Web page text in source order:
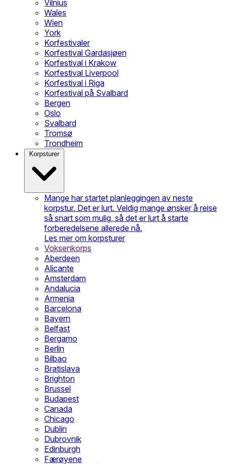
Vilnius
Wales
Wien
York
Korfestivaler
Korfestival Gardasjøen
Korfestival i Krakow
Korfestival Liverpool
Korfestival i Riga
Korfestival på Svalbard
Bergen
Oslo
Svalbard
Tromsø
Trondheim
Korpsturer
Mange har startet planleggingen av neste
korpstur. Det er lurt. Veldig mange ønsker å reise
så snart som mulig, så det er lurt å starte
forberedelsene allerede nå.
Les mer om korpsturer
Voksenkorps
Aberdeen
Alicante
Amsterdam
Andalucia
Armenia
Barcelona
Bayern
Belfast
Bergamo
Berlin
Bilbao
Bratislava
Brighton
Brussel
Budapest
Canada
Chicago
Dublin
Dubrovnik
Edinburgh
Færøyene